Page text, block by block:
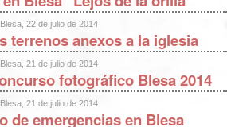
Blesa, 22 de julio de 2014
terrenos anexos a la iglesia
Blesa, 21 de julio de 2014
fotográfico Blesa 2014
Blesa, 21 de julio de 2014
de emergencias en Blesa